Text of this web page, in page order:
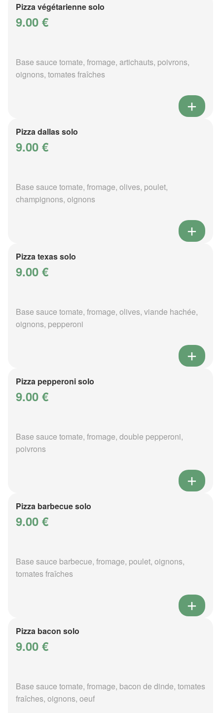
Pizza végétarienne solo
9.00 €
Base sauce tomate, fromage, artichauts, poivrons,
oignons, tomates fraîches
Pizza dallas solo
9.00 €
Base sauce tomate, fromage, olives, poulet,
champignons, oignons
Pizza texas solo
9.00 €
Base sauce tomate, fromage, olives, viande hachée,
oignons, pepperoni
Pizza pepperoni solo
9.00 €
Base sauce tomate, fromage, double pepperoni,
poivrons
Pizza barbecue solo
9.00 €
Base sauce barbecue, fromage, poulet, oignons,
tomates fraîches
Pizza bacon solo
9.00 €
Base sauce tomate, fromage, bacon de dinde, tomates
fraîches, oignons, oeuf